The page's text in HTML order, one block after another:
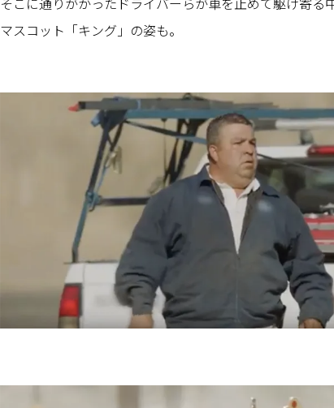
マスコット「キング」の姿も。